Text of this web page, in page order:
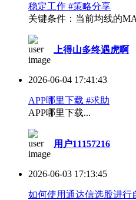
稳定工作 #策略分享
关键条件：当前均线的
上得山多终遇虎啊
2026-06-04 17:41:43
APP哪里下载 #求助
APP哪里下载...
用户11157216
2026-06-03 17:13:45
如何使用通达信选股进行